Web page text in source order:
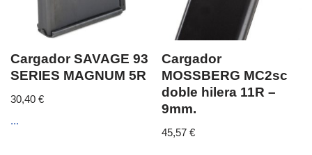
Cargador SAVAGE 93
SERIES MAGNUM 5R
30,40 €
...
Cargador
MOSSBERG MC2sc
doble hilera 11R –
9mm.
45,57€